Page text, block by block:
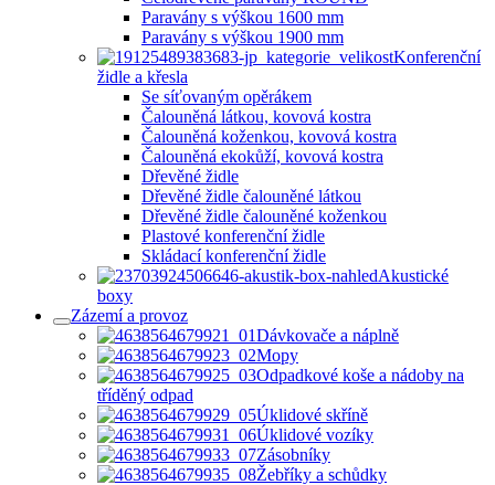
Paravány s výškou 1600 mm
Paravány s výškou 1900 mm
Konferenční
židle a křesla
Se síťovaným opěrákem
Čalouněná látkou, kovová kostra
Čalouněná koženkou, kovová kostra
Čalouněná ekokůží, kovová kostra
Dřevěné židle
Dřevěné židle čalouněné látkou
Dřevěné židle čalouněné koženkou
Plastové konferenční židle
Skládací konferenční židle
Akustické
boxy
Zázemí a provoz
Dávkovače a náplně
Mopy
Odpadkové koše a nádoby na
tříděný odpad
Úklidové skříně
Úklidové vozíky
Zásobníky
Žebříky a schůdky